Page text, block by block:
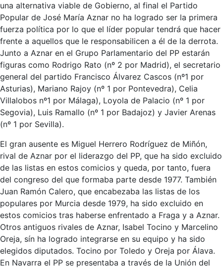
una alternativa viable de Gobierno, al final el Partido
Popular de José María Aznar no ha logrado ser la primera
fuerza política por lo que el líder popular tendrá que hacer
frente a aquellos que le responsabilicen a él de la derrota.
Junto a Aznar en el Grupo Parlamentario del PP estarán
figuras como Rodrigo Rato (nº 2 por Madrid), el secretario
general del partido Francisco Álvarez Cascos (nº1 por
Asturias), Mariano Rajoy (nº 1 por Pontevedra), Celia
Villalobos nº1 por Málaga), Loyola de Palacio (nº 1 por
Segovia), Luis Ramallo (nº 1 por Badajoz) y Javier Arenas
(nº 1 por Sevilla).
El gran ausente es Miguel Herrero Rodríguez de Miñón,
rival de Aznar por el liderazgo del PP, que ha sido excluido
de las listas en estos comicios y queda, por tanto, fuera
del congreso del que formaba parte desde 1977. También
Juan Ramón Calero, que encabezaba las listas de los
populares por Murcia desde 1979, ha sido excluido en
estos comicios tras haberse enfrentado a Fraga y a Aznar.
Otros antiguos rivales de Aznar, Isabel Tocino y Marcelino
Oreja, sín ha logrado integrarse en su equipo y ha sido
elegidos diputados. Tocino por Toledo y Oreja por Álava.
En Navarra el PP se presentaba a través de la Unión del